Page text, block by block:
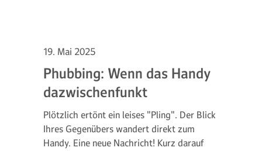
19. Mai 2025
Phubbing: Wenn das Handy
dazwischenfunkt
Plötzlich ertönt ein leises "Pling". Der Blick
Ihres Gegenübers wandert direkt zum
Handy. Eine neue Nachricht! Kurz darauf